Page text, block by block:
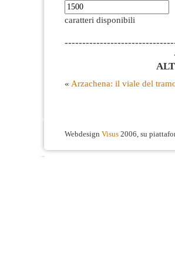
caratteri disponibili
« Arzachena: il viale del
Webdesign Visus 2006, su